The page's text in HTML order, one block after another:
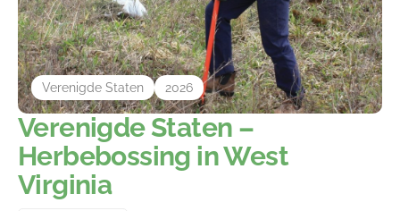
Verenigde Staten –
Herbebossing in West
Virginia
Verenigde Staten 2026